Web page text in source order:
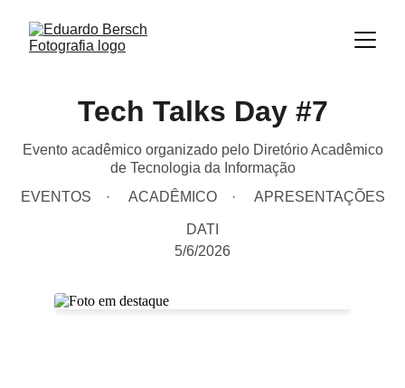
Tech Talks Day #7
Evento acadêmico organizado pelo Diretório Acadêmico
de Tecnologia da Informação
EVENTOS
ACADÊMICO APRESENTAÇÕES
DATI
5/6/2026